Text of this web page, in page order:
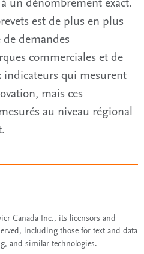
est de plus en plus
demandes
commerciales et de
indicateurs qui mesurent
mais ces
au niveau régional
Canada Inc., its licensors and
including those for text and data
and similar technologies.